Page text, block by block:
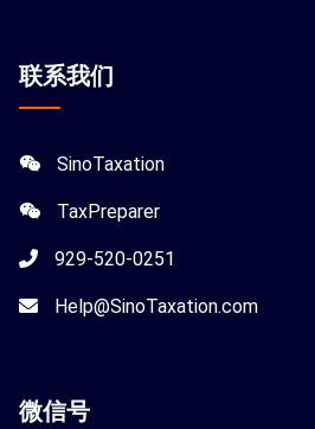
联系我们
SinoTaxation
TaxPreparer
929-520-0251
Help@SinoTaxation.com
微信号